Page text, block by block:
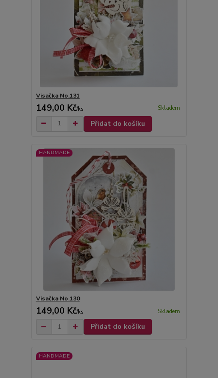
Visačka No.131
149,00 Kč/ks Skladem
Přidat do košíku
HANDMADE
Visačka No.130
149,00 Kč/ks Skladem
Přidat do košíku
HANDMADE